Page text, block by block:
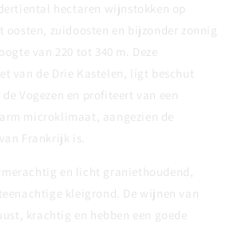
hectaren wijnstokken op
oosten, zuidoosten en bijzonder zonnig
van 220 tot 340 m. Deze
van de Drie Kastelen, ligt beschut
Vogezen en profiteert van een
microklimaat, aangezien de
Frankrijk is.
en licht graniethoudend,
kleigrond. De wijnen van
krachtig en hebben een goede